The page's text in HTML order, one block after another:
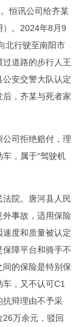
恒讯公司给齐某
）。2024年8月9
北行驶至南阳市
道路的步行人王
安交警大队认定
，齐某与死者家
司拒绝赔付，理
，属于“驾驶机
院。唐河县人民
外事故，适用保险
度和质量被认定
障平台和骑手不
间的保险是特别保
车，又不认可C1
抗辩理由不予采
万余元，驳回